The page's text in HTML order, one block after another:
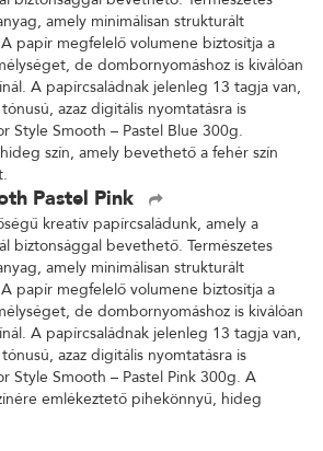
amely minimálisan strukturált
papír megfelelő volumene biztosítja a
de dombornyomáshoz is kiválóan
A papírcsaládnak jelenleg 13 tagja van,
azaz digitális nyomtatásra is
Style Smooth – Pastel Blue 300g.
szín, amely bevethető a fehér szín
Pastel Pink
kreatív papírcsaládunk, amely a
biztonsággal bevethető. Természetes
amely minimálisan strukturált
papír megfelelő volumene biztosítja a
de dombornyomáshoz is kiválóan
A papírcsaládnak jelenleg 13 tagja van,
azaz digitális nyomtatásra is
Style Smooth – Pastel Pink 300g. A
emlékeztető pihekönnyű, hideg